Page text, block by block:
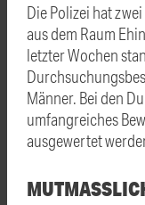
Die Polizei hat
aus dem Raum
letzter Wochen
Männer. Bei den
umfangreiches
ausgewertet